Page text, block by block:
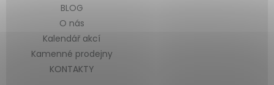
BLOG
O nás
Kalendář akcí
Kamenné prodejny
KONTAKTY